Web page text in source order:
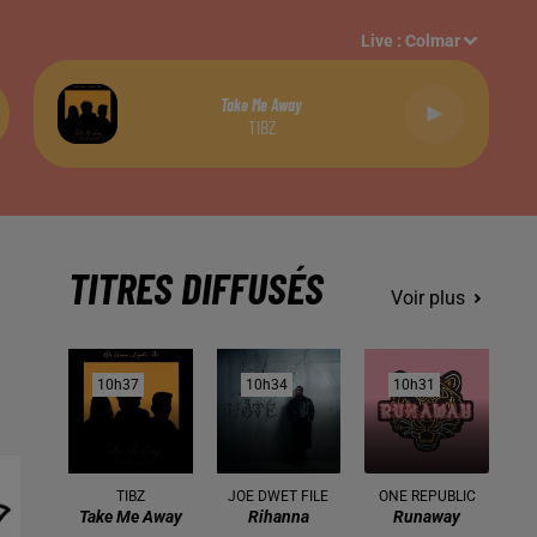
Live :Colmar
Take Me Away
TIBZ
TITRES DIFFUSÉS Voir plus
10h37
10h37
TIBZ
Take Me Away
10h34
10h34
JOE DWET FILE
Rihanna
10h31
10h31
ONE REPUBLIC
Runaway